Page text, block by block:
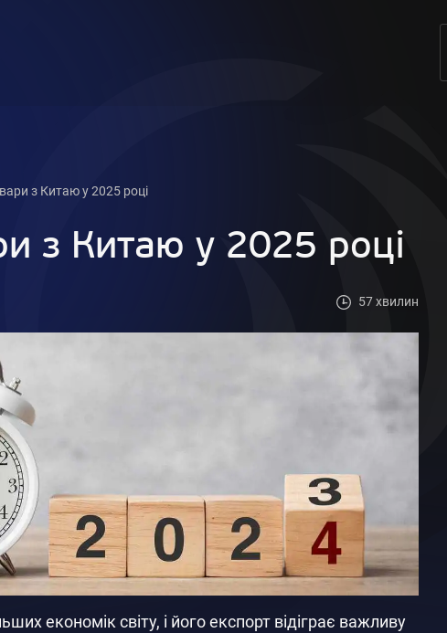
з Китаю у 2025 році
з Китаю у 2025 році
57 хвилин
економік світу, і його експорт відіграє важливу